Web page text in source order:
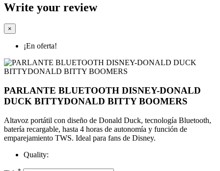
Write your review
×
¡En oferta!
PARLANTE BLUETOOTH DISNEY-DONALD
DUCK BITTYDONALD BITTY BOOMERS
Altavoz portátil con diseño de Donald Duck, tecnología Bluetooth,
batería recargable, hasta 4 horas de autonomía y función de
emparejamiento TWS. Ideal para fans de Disney.
Quality: